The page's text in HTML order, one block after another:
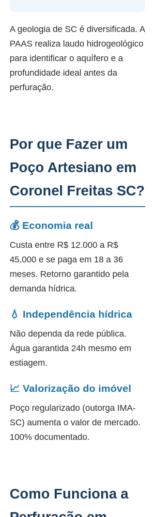
A geologia de SC é diversificada. A
PAAS realiza laudo hidrogeológico
para identificar o aquífero e a
profundidade ideal antes da
perfuração.
Por que Fazer um
Poço Artesiano em
Coronel Freitas SC?
💰 Economia real
Custa entre R$ 12.000 a R$
45.000 e se paga em 18 a 36
meses. Retorno garantido pela
demanda hídrica.
💧 Independência hídrica
Não dependa da rede pública.
Água garantida 24h mesmo em
estiagem.
📈 Valorização do imóvel
Poço regularizado (outorga IMA-
SC) aumenta o valor de mercado.
100% documentado.
Como Funciona a